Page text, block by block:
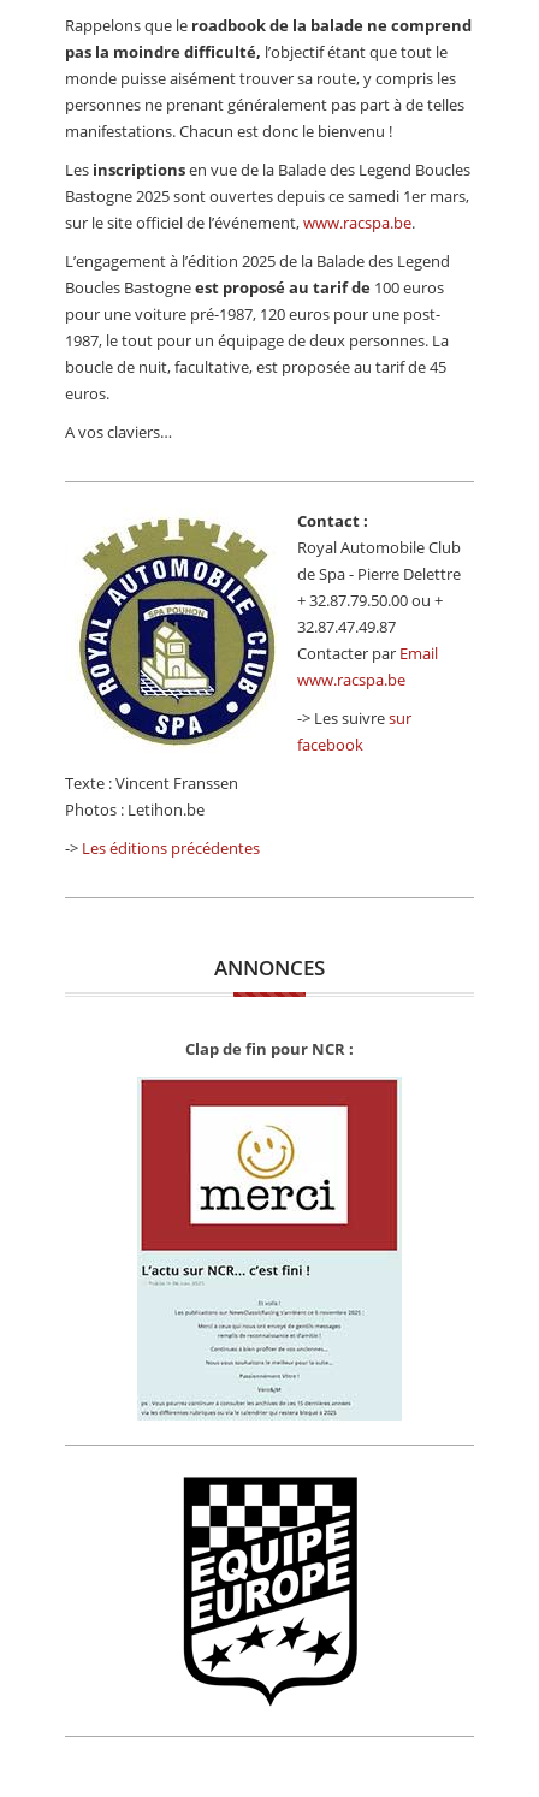
Rappelons que le roadbook de la balade ne comprend
pas la moindre difficulté, l’objectif étant que tout le
monde puisse aisément trouver sa route, y compris les
personnes ne prenant généralement pas part à de telles
manifestations. Chacun est donc le bienvenu !
Les inscriptionsen vue de la Balade des Legend Boucles
Bastogne 2025 sont ouvertes depuis ce samedi 1er mars,
sur le site officiel de l’événement,www.racspa.be.
L’engagement à l’édition 2025 de la Balade des Legend
Boucles Bastogneest proposé au tarif de 100 euros
pour une voiture pré-1987, 120 euros pour une post-
1987, le tout pour un équipage de deux personnes. La
boucle de nuit, facultative, est proposée au tarif de 45
euros.
A vos claviers…
Contact :
Royal Automobile Club
de Spa - Pierre Delettre
+ 32.87.79.50.00 ou +
32.87.47.49.87
Contacter par Email
www.racspa.be
-> Les suivresur
facebook
Texte : Vincent Franssen
Photos : Letihon.be
-> Les éditions précédentes
ANNONCES
Clap de fin pour NCR :